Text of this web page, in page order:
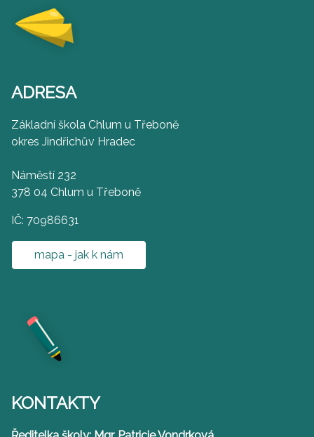
ADRESA
Základní škola Chlum u Třeboně
okres Jindřichův Hradec
Náměstí 232
378 04 Chlum u Třeboně
IČ: 70986631
mapa - jak k nám
KONTAKTY